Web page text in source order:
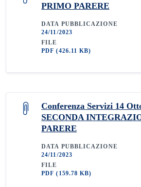
PRIMO PARERE
DATA PUBBLICAZIONE
24/11/2023
FILE
PDF(426.11 KB)
Conferenza Servizi 14
SECONDA
PARERE
DATA PUBBLICAZIONE
24/11/2023
FILE
PDF(159.78 KB)